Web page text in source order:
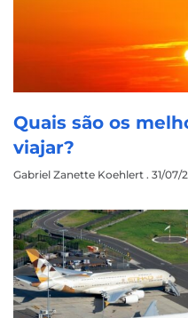
Quais são os
viajar?
Gabriel Zanette Koehlert 31/07/